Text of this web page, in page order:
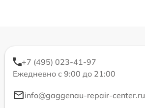
+7 (495) 023-41-97
Ежедневно с 9:00 до 21:00
info@gaggenau-repair-center.ru